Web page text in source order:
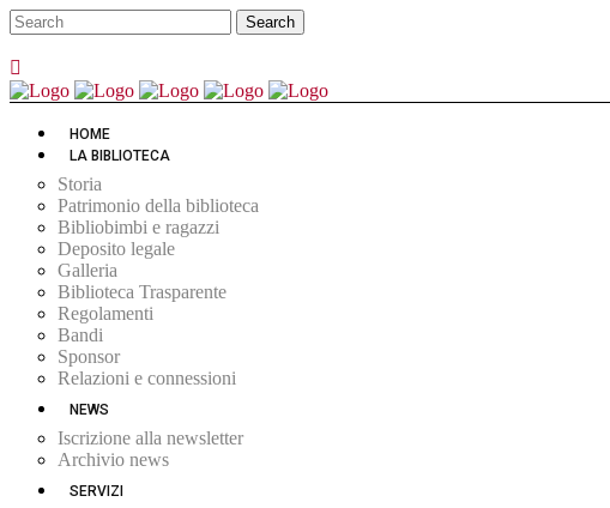
HOME
LA BIBLIOTECA
Storia
Patrimonio della biblioteca
Bibliobimbi e ragazzi
Deposito legale
Galleria
Biblioteca Trasparente
Regolamenti
Bandi
Sponsor
Relazioni e connessioni
NEWS
Iscrizione alla newsletter
Archivio news
SERVIZI